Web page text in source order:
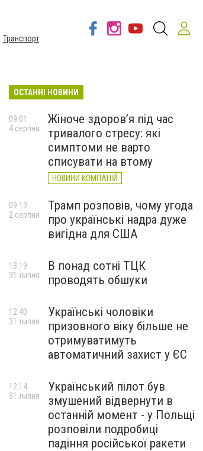
Транспорт
ОСТАННІ НОВИНИ
Жіноче здоров’я під час
тривалого стресу: які
симптоми не варто
списувати на втому
НОВИНИ КОМПАНІЙ
09:01
4 серпня
Трамп розповів, чому угода
про українські надра дуже
вигідна для США
09:13
2 серпня
В понад сотні ТЦК
проводять обшуки
13:19
31 липня
Українські чоловіки
призовного віку більше не
отримуватимуть
автоматичний захист у ЄС
12:40
31 липня
Український пілот був
змушений відвернути в
останній момент - у Польщі
розповіли подробиці
падіння російської ракети
12:14
31 липня